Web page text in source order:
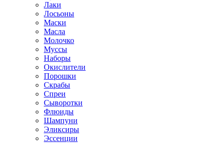
Лаки
Лосьоны
Маски
Масла
Молочко
Муссы
Наборы
Окислители
Порошки
Скрабы
Спреи
Сыворотки
Флюиды
Шампуни
Эликсиры
Эссенции